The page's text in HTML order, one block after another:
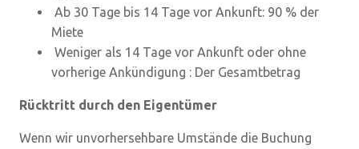
Ab 30 Tage bis 14 Tage vor Ankunft: 90 % der
Miete
Weniger als 14 Tage vor Ankunft oder ohne
vorherige Ankündigung : Der Gesamtbetrag
Rücktritt durch den Eigentümer
Wenn wir unvorhersehbare Umstände die Buchung